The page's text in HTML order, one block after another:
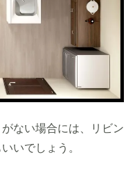
ない場合には、リビン
いでしょう。